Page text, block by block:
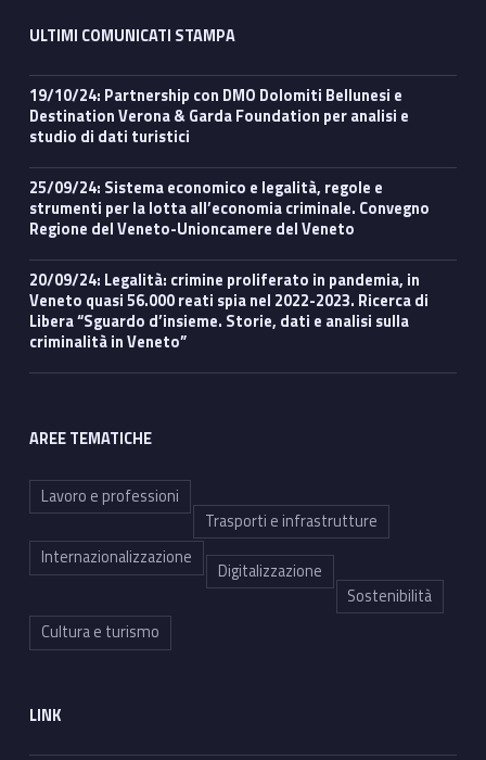
ULTIMI COMUNICATI STAMPA
19/10/24: Partnership con DMO Dolomiti Bellunesi e
Destination Verona & Garda Foundation per analisi e
studio di dati turistici
25/09/24: Sistema economico e legalità, regole e
strumenti per la lotta all’economia criminale. Convegno
Regione del Veneto-Unioncamere del Veneto
20/09/24: Legalità: crimine proliferato in pandemia, in
Veneto quasi 56.000 reati spia nel 2022-2023. Ricerca di
Libera “Sguardo d’insieme. Storie, dati e analisi sulla
criminalità in Veneto”
AREE TEMATICHE
Lavoro e professioni
Trasporti e infrastrutture
Internazionalizzazione
Digitalizzazione
Sostenibilità
Cultura e turismo
LINK